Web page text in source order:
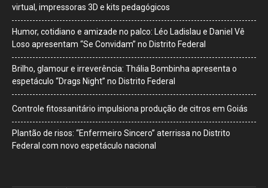
virtual, impressoras 3D e kits pedagógicos
Humor, cotidiano e amizade no palco: Léo Ladislau e Daniel Vê
Loso apresentam “Se Convidam” no Distrito Federal
Brilho, glamour e irreverência: Thália Bombinha apresenta o
espetáculo “Drags Night” no Distrito Federal
Controle fitossanitário impulsiona produção de citros em Goiás
Plantão de risos: “Enfermeiro Sincero” aterrissa no Distrito
Federal com novo espetáculo nacional